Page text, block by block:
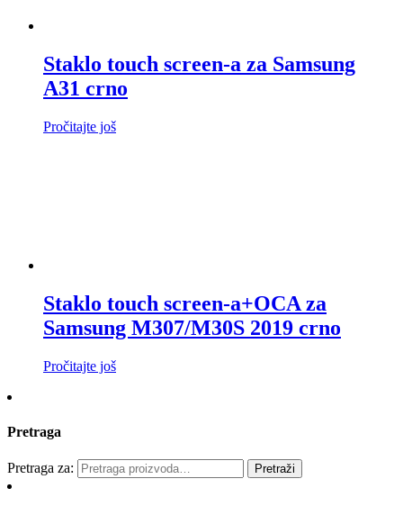
Staklo touch screen-a za Samsung
A31 crno
Pročitajte još
Staklo touch screen-a+OCA za
Samsung M307/M30S 2019 crno
Pročitajte još
Pretraga
Pretraga za: Pretraži